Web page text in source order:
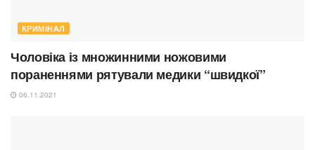
КРИМІНАЛ
Чоловіка із множинними ножовими
пораненнями рятували медики “швидкої”
06.11.2021